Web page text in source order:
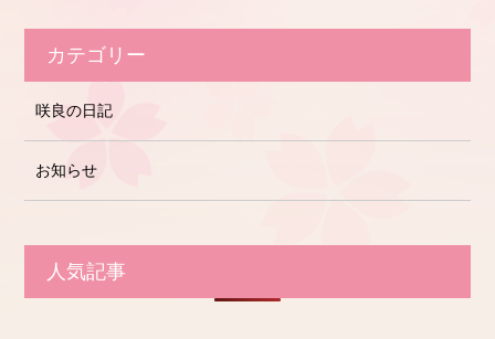
カテゴリー
咲良の日記
お知らせ
人気記事